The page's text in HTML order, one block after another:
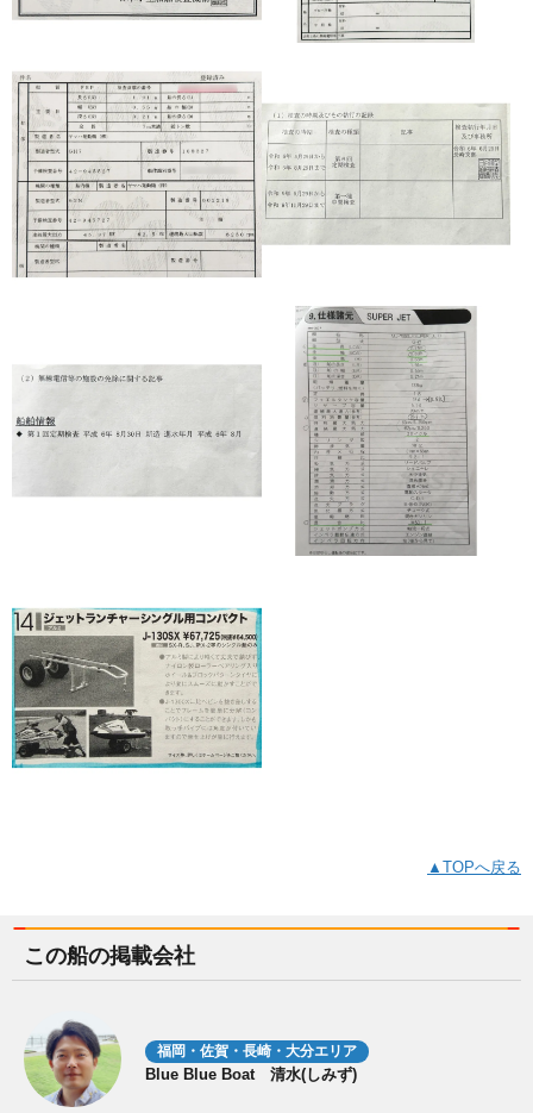
▲TOPへ戻る
この船の掲載会社
福岡・佐賀・長崎・大分エリア
Blue Blue Boat 清水(しみず)